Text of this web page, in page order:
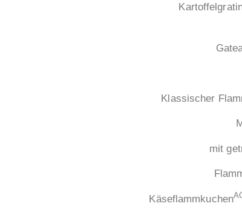
Gateau au
Klassischer
Mediterraner
mit getrockneten
Flammkuchen mit
Käseflammkuchen